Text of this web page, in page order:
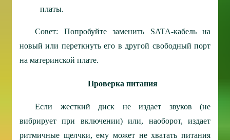
платы.
Совет: Попробуйте заменить SATA-кабель на
новый или переткнуть его в другой свободный порт
на материнской плате.
Проверка питания
Если жесткий диск не издает звуков (не
вибрирует при включении) или, наоборот, издает
ритмичные щелчки, ему может не хватать питания